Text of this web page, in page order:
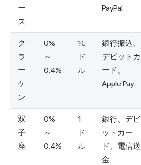
ー
ス
PayPal
ク
ラ
ー
ケ
ン
0%
～
0.4%
10
ド
ル
銀行振込、
デビットカ
ード、
Apple Pay
双
子
座
0%
～
0.4%
1
ド
ル
銀行、デビ
ットカー
ド、電信送
金